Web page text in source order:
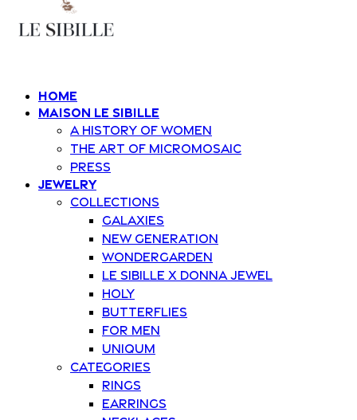
Home
Maison Le Sibille
A history of women
The art of Micromosaic
Press
Jewelry
Collections
Galaxies
New Generation
Wondergarden
Le Sibille x Donna Jewel
Holy
Butterflies
For Men
Uniqum
Categories
Rings
Earrings